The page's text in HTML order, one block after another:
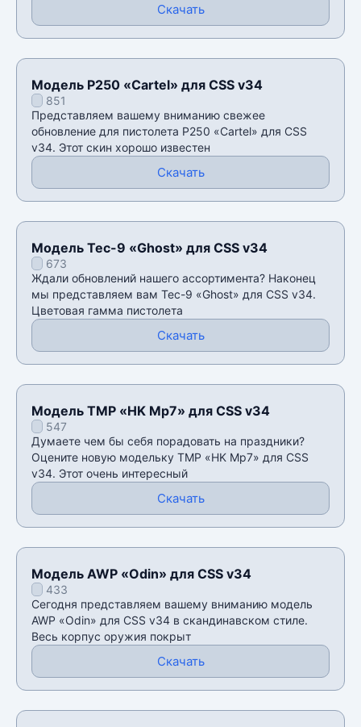
Скачать
Модель P250 «Cartel» для CSS v34
851
Представляем вашему вниманию свежее
обновление для пистолета P250 «Cartel» для CSS
v34. Этот скин хорошо известен
Скачать
Модель Tec-9 «Ghost» для CSS v34
673
Ждали обновлений нашего ассортимента? Наконец
мы представляем вам Tec-9 «Ghost» для CSS v34.
Цветовая гамма пистолета
Скачать
Модель TMP «HK Mp7» для CSS v34
547
Думаете чем бы себя порадовать на праздники?
Оцените новую модельку TMP «HK Mp7» для CSS
v34. Этот очень интересный
Скачать
Модель AWP «Odin» для CSS v34
433
Сегодня представляем вашему вниманию модель
AWP «Odin» для CSS v34 в скандинавском стиле.
Весь корпус оружия покрыт
Скачать